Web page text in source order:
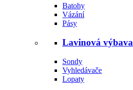
Batohy
Vázání
Pásy
Lavinová výbava
Sondy
Vyhledávače
Lopaty